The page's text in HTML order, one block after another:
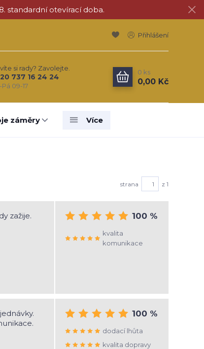
8. standardní otevírací doba.
Přihlášení
si rady? Zavolejte.
737 16 24 24
Pá 09-17
0 ks
0,00 Kč
záměry Více
strana z 1
zažije. 100 %
kvalita
komunikace
100 %
dodací lhůta
kvalita dopravy